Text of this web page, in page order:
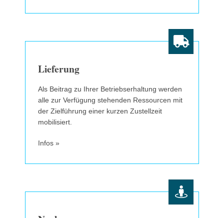
Lieferung
Als Beitrag zu Ihrer Betriebserhaltung werden
alle zur Verfügung stehenden Ressourcen mit
der Zielführung einer kurzen Zustellzeit
mobilisiert.
Infos »